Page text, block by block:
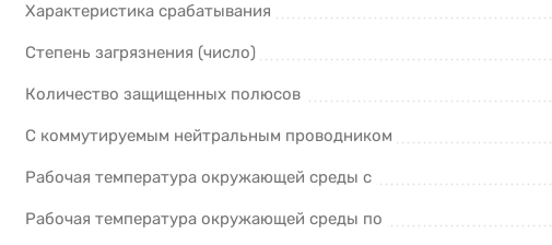
Характеристика срабатывания
Степень загрязнения (число)
Количество защищенных полюсов
С коммутируемым нейтральным проводником
Рабочая температура окружающей среды с
Рабочая температура окружающей среды по